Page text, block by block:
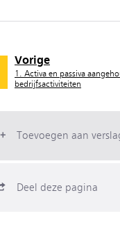
Vorige
1. Activa en passiva
bedrijfsactiviteiten
Toevoegen aan
Deel deze pagina